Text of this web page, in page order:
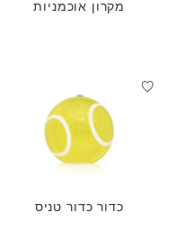
מקרון אוכמניות
כדור כדור טניס